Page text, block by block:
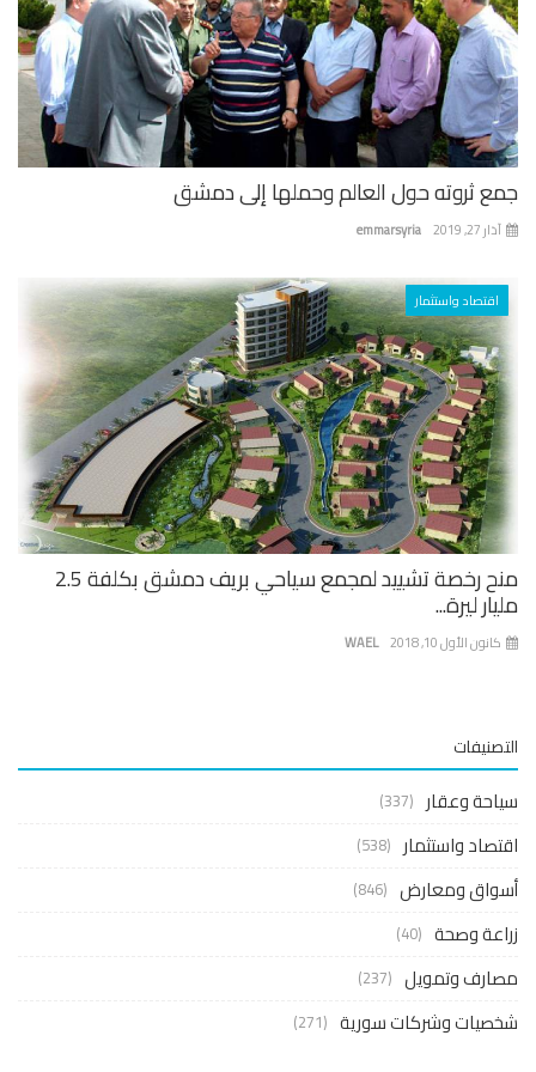
ثروته حول العالم وحملها إلى دمشق
emmarsyria 27, 2019
اقتصاد واستثمار
منح رخصة تشييد لمجمع سياحي بريف دمشق بكلفة 2.5
ليرة...
WAEL الأول 10, 2018
وعقار (337)
واستثمار (538)
ومعارض (846)
وصحة (40)
وتمويل (237)
وشركات سورية (271)